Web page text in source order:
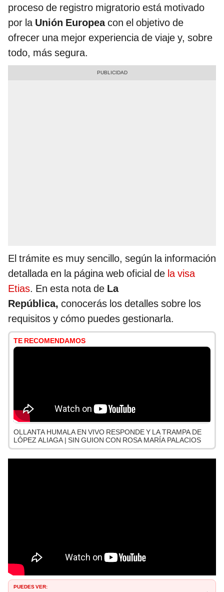
proceso de registro migratorio está motivado
por laUnión Europeacon el objetivo de
ofrecer una mejor experiencia de viaje y, sobre
todo, más segura.
El trámite es muy sencillo, según la información
detallada en la página web oficial de la visa
Etias. En esta nota de La
República, conocerás los detalles sobre los
requisitos y cómo puedes gestionarla.
TE RECOMENDAMOS
OLLANTA HUMALA EN VIVO RESPONDE Y LA TRAMPA DE
LÓPEZ ALIAGA | SIN GUION CON ROSA MARÍA PALACIOS
PUEDES VER: